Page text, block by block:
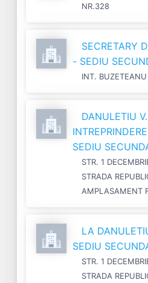
NR.328
SECRETARY
- SEDIU
INT.
DANULETIU
SEDIU
STR. 1
STRADA
AMPLASAMENT
LA
SEDIU
STR. 1
STRADA